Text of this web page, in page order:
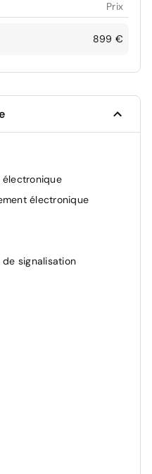
Prix
899 €
électronique
électronique
signalisation
à la distance)